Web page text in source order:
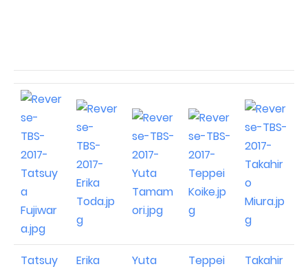
Tatsuy
Erika
Yuta
Teppei
Takahir